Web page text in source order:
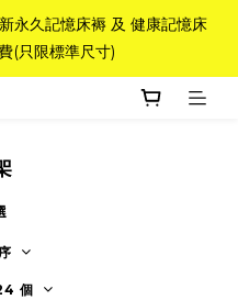
馬牌Outlet客服 WhatsApp
！
永久記憶床褥 及 健康記憶床
(只限標準尺寸)
馬牌Outlet客服 WhatsApp
！
個